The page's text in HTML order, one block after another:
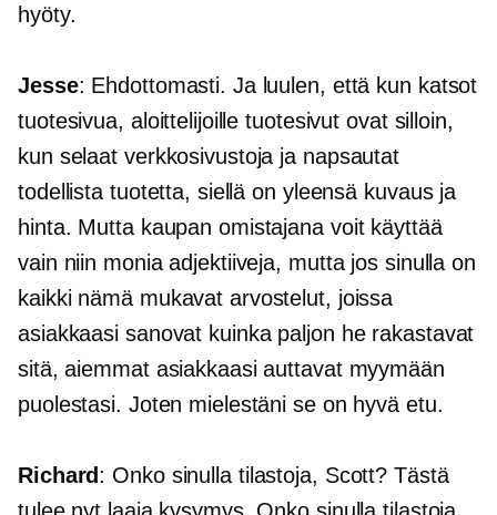
hyöty.
Jesse: Ehdottomasti. Ja luulen, että kun katsot
tuotesivua, aloittelijoille tuotesivut ovat silloin,
kun selaat verkkosivustoja ja napsautat
todellista tuotetta, siellä on yleensä kuvaus ja
hinta. Mutta kaupan omistajana voit käyttää
vain niin monia adjektiiveja, mutta jos sinulla on
kaikki nämä mukavat arvostelut, joissa
asiakkaasi sanovat kuinka paljon he rakastavat
sitä, aiemmat asiakkaasi auttavat myymään
puolestasi. Joten mielestäni se on hyvä etu.
Richard: Onko sinulla tilastoja, Scott? Tästä